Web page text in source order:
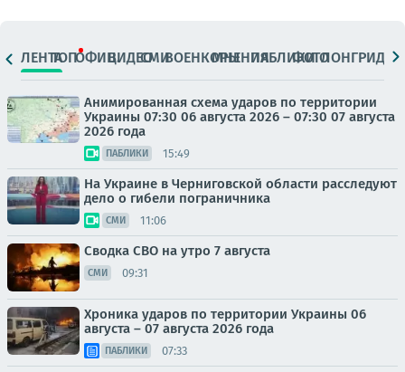
ЛЕНТАТОПОФИЦ.ВИДЕОСМИВОЕНКОРЫМНЕНИЯПАБЛИКИ
ФОТОЛОНГРИДЫ
Анимированная схема ударов по территории
Украины 07:30 06 августа 2026 – 07:30 07 августа
2026 года
ПАБЛИКИ 15:49
На Украине в Черниговской области расследуют
дело о гибели пограничника
СМИ 11:06
Сводка СВО на утро 7 августа
СМИ 09:31
Хроника ударов по территории Украины 06
августа – 07 августа 2026 года
ПАБЛИКИ 07:33